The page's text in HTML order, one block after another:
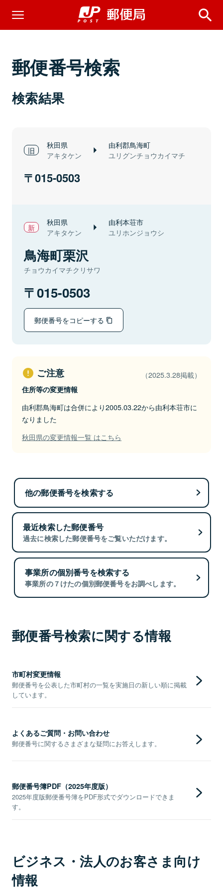
郵便番号検索
検索結果
秋田県
アキタケン
由利郡鳥海町
ユリグンチョウカイマチ
015-0503
秋田県
アキタケン
由利本荘市
ユリホンジョウシ
鳥海町栗沢
チョウカイマチクリサワ
015-0503
郵便番号をコピーする
ご注意 （2025.3.28掲載）
住所等の変更情報
由利郡鳥海町は合併により2005.03.22から由利本荘市に
なりました
秋田県の変更情報一覧 はこちら
他の郵便番号を検索する
最近検索した郵便番号
過去に検索した郵便番号をご覧いただけます。
事業所の個別番号を検索する
事業所の７けたの個別郵便番号をお調べします。
郵便番号検索に関する情報
市町村変更情報
郵便番号を公表した市町村の一覧を実施日の新しい順に掲載
しています。
よくあるご質問・お問い合わせ
郵便番号に関するさまざまな疑問にお答えします。
郵便番号簿PDF（2025年度版）
2025年度版郵便番号簿をPDF形式でダウンロードできま
す。
ビジネス・法人のお客さま向け
情報